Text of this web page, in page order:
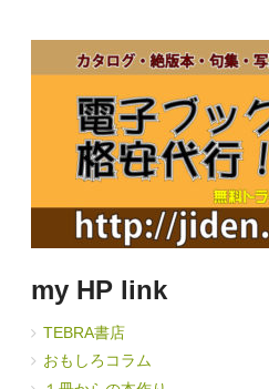
my HP link
TEBRA書店
おもしろコラム